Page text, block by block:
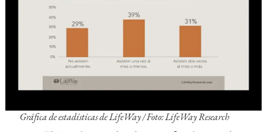
Gráfica de estadísticas de LifeWay / Foto: LifeWay Research